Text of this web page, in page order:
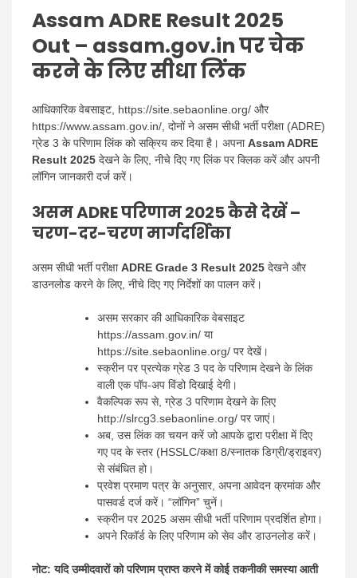
Assam ADRE Result 2025
Out – assam.gov.in पर चेक
करने के लिए सीधा लिंक
आधिकारिक वेबसाइट, https://site.sebaonline.org/ और
https://www.assam.gov.in/, दोनों ने असम सीधी भर्ती परीक्षा (ADRE)
ग्रेड 3 के परिणाम लिंक को सक्रिय कर दिया है। अपनाAssam ADRE
Result 2025 देखने के लिए, नीचे दिए गए लिंक पर क्लिक करें और अपनी
लॉगिन जानकारी दर्ज करें।
असम ADRE परिणाम 2025 कैसे देखें –
चरण-दर-चरण मार्गदर्शिका
असम सीधी भर्ती परीक्षाADRE Grade 3 Result 2025 देखने और
डाउनलोड करने के लिए, नीचे दिए गए निर्देशों का पालन करें।
असम सरकार की आधिकारिक वेबसाइट
https://assam.gov.in/ या
https://site.sebaonline.org/ पर देखें।
स्क्रीन पर प्रत्येक ग्रेड 3 पद के परिणाम देखने के लिंक
वाली एक पॉप-अप विंडो दिखाई देगी।
वैकल्पिक रूप से, ग्रेड 3 परिणाम देखने के लिए
http://slrcg3.sebaonline.org/ पर जाएं।
अब, उस लिंक का चयन करें जो आपके द्वारा परीक्षा में दिए
गए पद के स्तर (HSSLC/कक्षा 8/स्नातक डिग्री/ड्राइवर)
से संबंधित हो।
प्रवेश प्रमाण पत्र के अनुसार, अपना आवेदन क्रमांक और
पासवर्ड दर्ज करें। “लॉगिन” चुनें।
स्क्रीन पर 2025 असम सीधी भर्ती परिणाम प्रदर्शित होगा।
अपने रिकॉर्ड के लिए परिणाम को सेव और डाउनलोड करें।
नोट: यदि उम्मीदवारों को परिणाम प्राप्त करने में कोई तकनीकी समस्या आती